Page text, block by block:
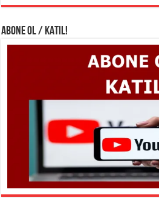
ABONE OL / KATIL!